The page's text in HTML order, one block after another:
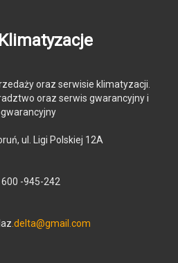
oraz serwisie klimatyzacji.
oraz serwis gwarancyjny i
ul. Ligi Polskiej 12A
600 -945-242
.delta@gmail.com